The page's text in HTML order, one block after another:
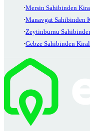
Mersin Sahibinden
Manavgat Sahibinden
Zeytinburnu
Gebze Sahibinden